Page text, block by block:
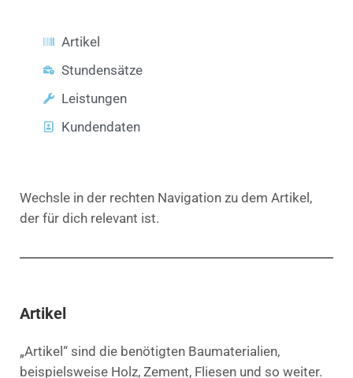
Artikel
Stundensätze
Leistungen
Kundendaten
Wechsle in der rechten Navigation zu dem Artikel,
der für dich relevant ist.
Artikel
„Artikel“ sind die benötigten Baumaterialien,
beispielsweise Holz, Zement, Fliesen und so weiter.